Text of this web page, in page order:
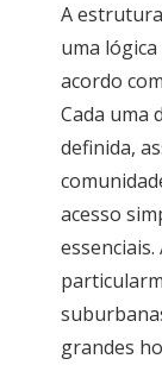
A
uma
acordo
Cada uma
definida,
acesso
grandes